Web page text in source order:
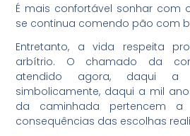
É mais confortável sonhar com
se continua comendo pão com
Entretanto, a vida respeita
arbítrio. O chamado da
atendido agora, daqui a
simbolicamente, daqui a mil
da caminhada pertencem a
consequências das escolhas